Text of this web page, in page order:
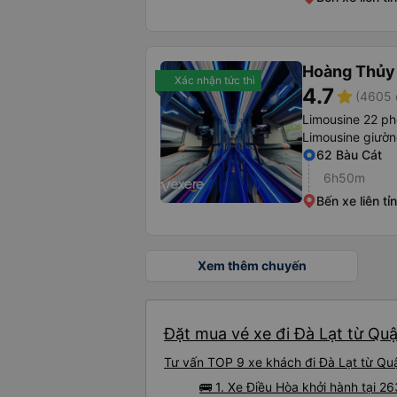
Xác nhận tức thì Hoàng Thủy
4.7star (4605
Limousine 22
Limousine
62 Bàu Cát
6h50m
Bến xe liên
Xem thêm chuyến
Đặt mua vé xe đi Đà Lạt từ
Tư vấn TOP 9 xe khách đi Đà Lạt từ
🚌 1. Xe Điều Hòa khởi hành tại